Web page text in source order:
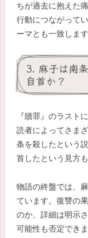
ちが過去に抱えた
行動につながって
ーマとも一致します
3. 麻子は南
自首か？
『贖罪』のラスト
読者によってさま
条を殺したという
首したという見方も
物語の終盤では、
ています。復讐の
のか、詳細は明示
可能性も否定でき